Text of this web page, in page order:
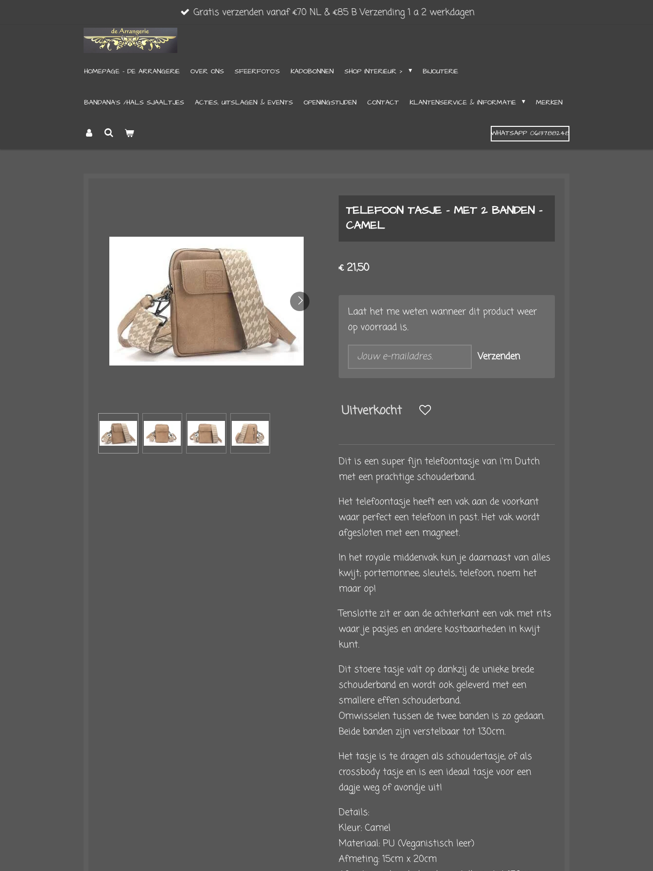
Gratis verzenden vanaf €70 NL & €85 B Verzending 1 a 2 werkdagen
HOMEPAGE - DE ARRANGERIE OVER ONS SFEERFOTO'S KADOBONNEN SHOP INTERIEUR > BIJOUTERIE
BANDANA’S /HALS SJAALTJES ACTIES, UITSLAGEN & EVENTS OPENINGSTIJDEN CONTACT KLANTENSERVICE & INFORMATIE MERKEN
WHATSAPP 0613788248
TELEFOON TASJE - MET 2 BANDEN -
CAMEL
€ 21,50
Laat het me weten wanneer dit product weer
op voorraad is.
Verzenden
Uitverkocht
Dit is een super fijn telefoontasje van i'm Dutch
met een prachtige schouderband.
Het telefoontasje heeft een vak aan de voorkant
waar perfect een telefoon in past. Het vak wordt
afgesloten met een magneet.
In het royale middenvak kun je daarnaast van alles
kwijt; portemonnee, sleutels, telefoon, noem het
maar op!
Tenslotte zit er aan de achterkant een vak met rits
waar je pasjes en andere kostbaarheden in kwijt
kunt.
Dit stoere tasje valt op dankzij de unieke brede
schouderband en wordt ook geleverd met een
smallere effen schouderband.
Omwisselen tussen de twee banden is zo gedaan.
Beide banden zijn verstelbaar tot 130cm.
Het tasje is te dragen als schoudertasje, of als
crossbody tasje en is een ideaal tasje voor een
dagje weg of avondje uit!
Details:
Kleur: Camel
Materiaal: PU (Veganistisch leer)
Afmeting: 15cm x 20cm